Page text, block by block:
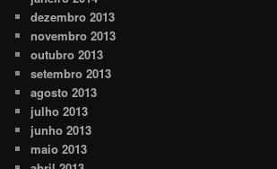
dezembro 2013
novembro 2013
outubro 2013
setembro 2013
agosto 2013
julho 2013
junho 2013
maio 2013